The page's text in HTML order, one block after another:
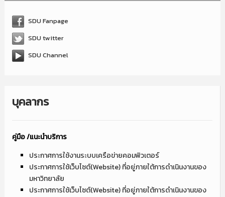
SDU Fanpage
SDU twitter
SDU Channel
บุคลากร
คู่มือ /แนะนำบริการ
ประกาศการใช้งานระบบเครือข่ายคอมพิวเตอร์
ประกาศการใช้เว็บไซต์(Website) ที่อยู่ภายใต้การดำเนินงานของ
มหาวิทยาลัย
ประกาศการใช้เว็บไซต์(Website) ที่อยู่ภายใต้การดำเนินงานของ